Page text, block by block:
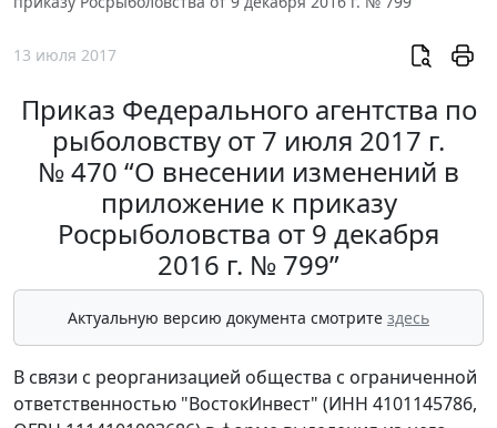
13 июля 2017
Приказ Федерального агентства по
рыболовству от 7 июля 2017 г.
№ 470 “О внесении изменений в
приложение к приказу
Росрыболовства от 9 декабря
2016 г. № 799”
Актуальную версию документа смотрите здесь
В связи с реорганизацией общества с ограниченной
ответственностью "ВостокИнвест" (ИНН 4101145786,